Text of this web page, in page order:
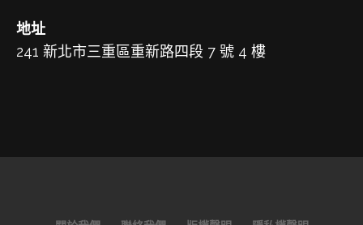
地址
241 新北市三重區重新路四段 7 號 4 樓